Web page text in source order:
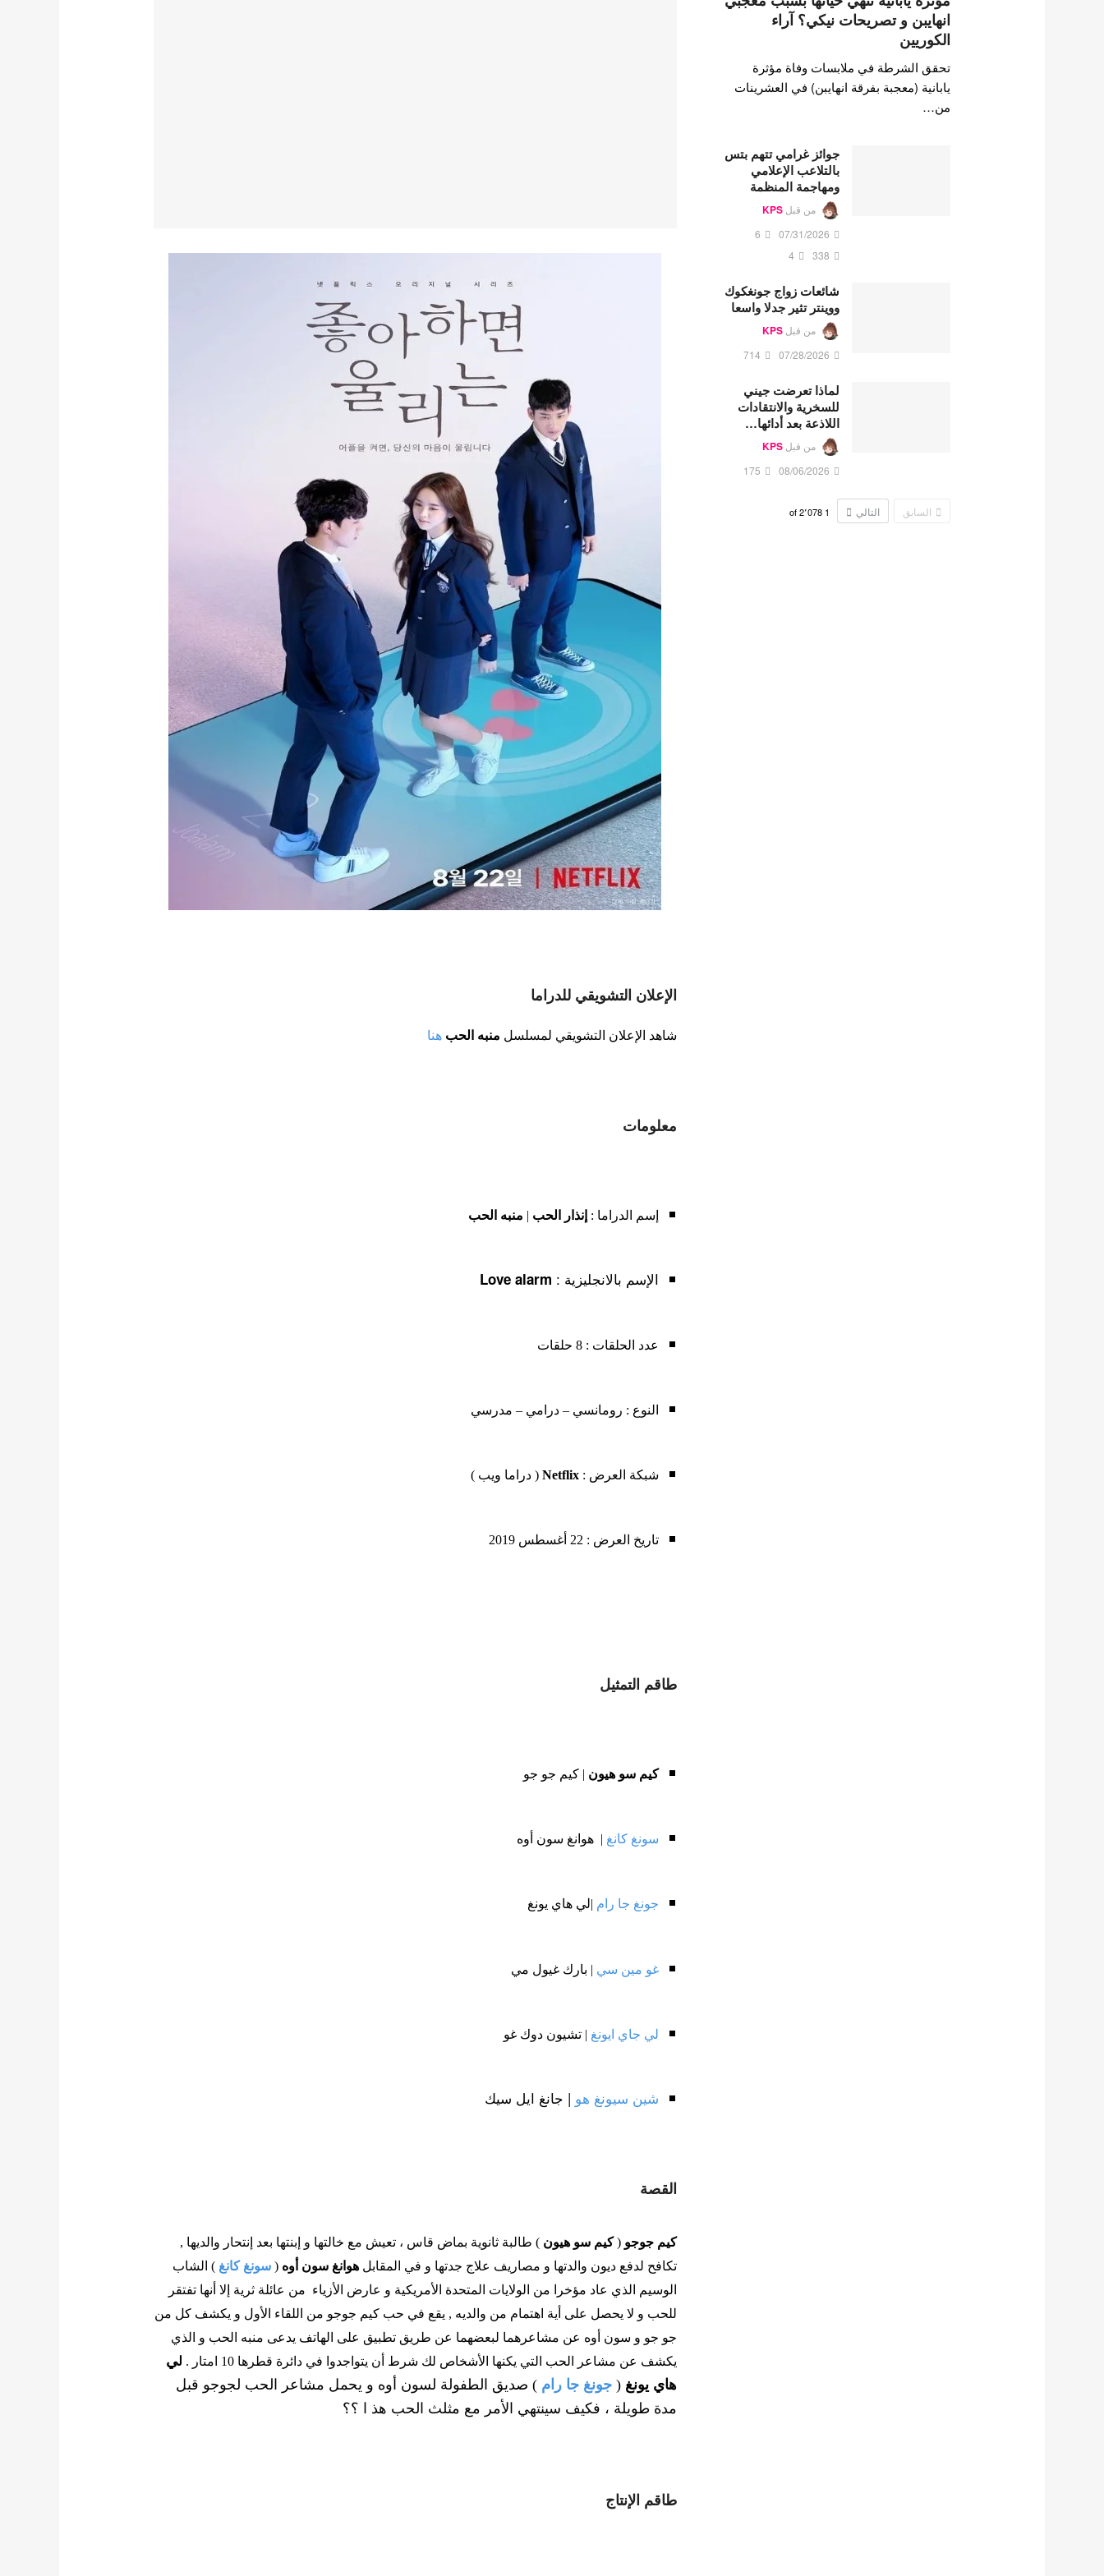
الإعلان التشويقي للدراما
شاهد الإعلان التشويقي لمسلسل منبه الحب هنا
معلومات
إسم الدراما : إنذار الحب | منبه الحب
الإسم بالانجليزية : Love alarm
عدد الحلقات : 8 حلقات
النوع : رومانسي – درامي – مدرسي
شبكة العرض :Netflix ( دراما ويب )
تاريخ العرض : 22 أغسطس 2019
طاقم التمثيل
كيم سو هيون | كيم جو جو
سونغ كانغ | هوانغ سون أوه
جونغ جا رام |لي هاي يونغ
غو مين سي | بارك غيول مي
لي جاي ايونغ | تشيون دوك غو
شين سيونغ هو | جانغ ايل سيك
القصة
كيم جوجو (كيم سو هيون ) طالبة ثانوية بماض قاس ، تعيش مع خالتها و إبنتها بعد إنتحار والديها ,
تكافح لدفع ديون والدتها و مصاريف علاج جدتها و في المقابل هوانغ سون أوه (سونغ كانغ ) الشاب
الوسيم الذي عاد مؤخرا من الولايات المتحدة الأمريكية و عارض الأزياء من عائلة ثرية إلا أنها تفتقر
للحب و لا يحصل على أية اهتمام من والديه , يقع في حب كيم جوجو من اللقاء الأول و يكشف كل من
جو جو و سون أوه عن مشاعرهما لبعضهما عن طريق تطبيق على الهاتف يدعى منبه الحب و الذي
يكشف عن مشاعر الحب التي يكنها الأشخاص لك شرط أن يتواجدوا في دائرة قطرها 10 امتار .
لي
هاي يونغ (جونغ جا رام ) صديق الطفولة لسون أوه و يحمل مشاعر الحب لجوجو قبل
مدة طويلة ، فكيف سينتهي الأمر مع مثلث الحب هذ ا ؟؟
طاقم الإنتاج
انهايبن و تصريحات نيكي؟ آراء
الكوريين
تحقق الشرطة في ملابسات وفاة مؤثرة
يابانية (معجبة بفرقة انهايبن) في العشرينات
من…
جوائز غرامي تتهم بتس
بالتلاعب الإعلامي
ومهاجمة المنظمة
من قبل KPS
07/31/2026
6
338
4
شائعات زواج جونغكوك
ووينتر تثير جدلا واسعا
من قبل KPS
07/28/2026
714
لماذا تعرضت جيني
للسخرية والانتقادات
اللاذعة بعد أدائها…
من قبل KPS
08/06/2026
175
السابق التالي 1 2٬078